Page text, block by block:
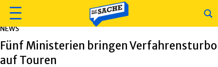
NEWS
Fünf Ministerien bringen Verfahrensturbo
auf Touren